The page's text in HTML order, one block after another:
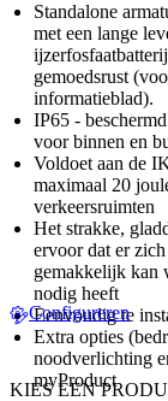
Standalone
met een lange
gemoedsrust
informatieblad).
IP65 -
voor binnen en
Voldoet aan de
maximaal 20
verkeersruimten
Het strakke,
ervoor dat er
gemakkelijk kan
nodig heeft
Eenvoudig te
Extra opties
noodverlichting
myProduct
Configureren
KIES EEN